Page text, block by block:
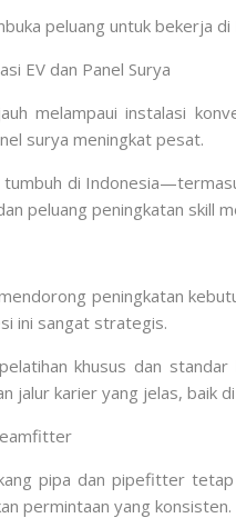
peluang untuk bekerja
EV dan Panel Surya
melampaui instalasi
surya meningkat pesat.
tumbuh di
peluang peningkatan skill
peningkatan
ini sangat strategis.
khusus dan
jalur karier yang jelas, baik
pipa dan pipefitter
permintaan yang konsisten.